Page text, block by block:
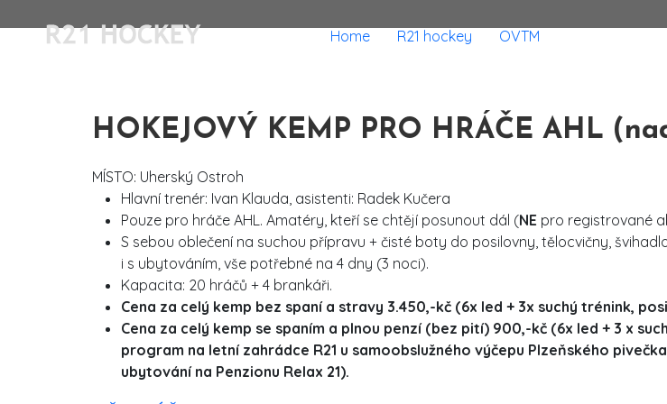
Home R21 hockey OVTM
HOKEJOVÝ KEMP PRO HRÁČE AHL
MÍSTO: Uherský Ostroh
Hlavní trenér: Ivan Klauda, asistenti: Radek Kučera
Pouze pro hráče AHL. Amatéry, kteří se chtějí posunout dál (NE pro registrované
S sebou oblečení na suchou přípravu + čisté boty do posilovny, tělocvičny,
i s ubytováním, vše potřebné na 4 dny (3 noci).
Kapacita: 20 hráčů + 4 brankáři.
Cena za celý kemp bez spaní a stravy 3.450,-kč (6x led + 3x suchý trénink,
Cena za celý kemp se spaním a plnou penzí (bez pití) 900,-kč (6x led + 3 x
program na letní zahrádce R21 u samoobslužného výčepu Plzeňského
ubytování na Penzionu Relax 21).